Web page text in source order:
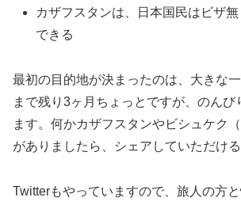
カザフスタンは、日本国民はビザ
できる
最初の目的地が決まったのは、大きな
まで残り3ヶ月ちょっとですが、のんび
ます。何かカザフスタンやビシュケク
がありましたら、シェアしていただけ
Twitterもやっていますので、旅人の方